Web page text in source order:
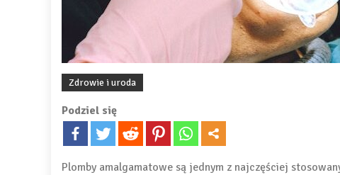
Zdrowie i uroda
Podziel się
Plomby amalgamatowe są jednym z najczęściej